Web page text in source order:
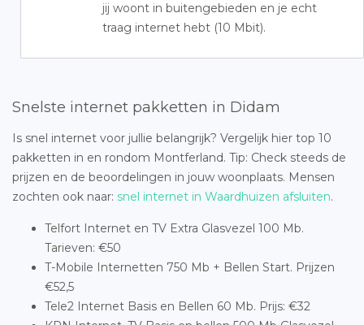
jij woont in buitengebieden en je echt
traag internet hebt (10 Mbit).
Snelste internet pakketten in Didam
Is snel internet voor jullie belangrijk? Vergelijk hier top 10
pakketten in en rondom Montferland. Tip: Check steeds de
prijzen en de beoordelingen in jouw woonplaats. Mensen
zochten ook naar: snel internet in Waardhuizen afsluiten.
Telfort Internet en TV Extra Glasvezel 100 Mb.
Tarieven: €50
T-Mobile Internetten 750 Mb + Bellen Start. Prijzen
€52,5
Tele2 Internet Basis en Bellen 60 Mb. Prijs: €32